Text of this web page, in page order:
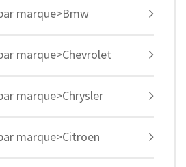
marque>Bmw
marque>Chevrolet
marque>Chrysler
marque>Citroen